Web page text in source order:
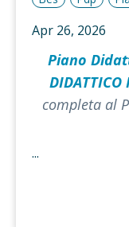
Apr 26, 2026
Piano
DIDATTICO
completa al
...